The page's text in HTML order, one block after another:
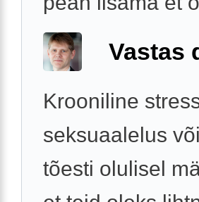
Vastas
Krooniline
seksuaalelus
tõesti olulisel